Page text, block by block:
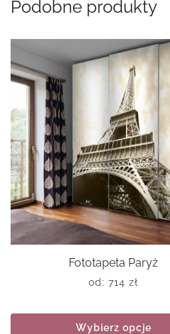
Podobne produkty
Fototapeta Paryż
od: 714 zł
Wybierz opcje